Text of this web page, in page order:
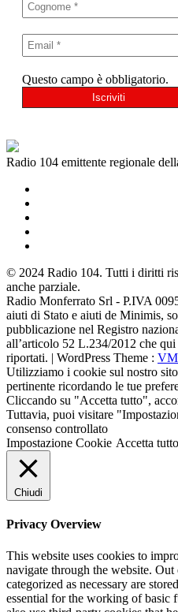
Questo campo è obbligatorio.
Radio 104 emittente regionale
© 2024 Radio 104. Tutti i diritti
anche parziale.
Radio Monferrato Srl - P.IVA
aiuti di Stato e aiuti de Minimis,
pubblicazione nel Registro
all’articolo 52 L.234/2012 che
riportati. | WordPress Theme :
Utilizziamo i cookie sul nostro
pertinente ricordando le tue
Cliccando su "Accetta tutto",
Tuttavia, puoi visitare
consenso controllato
Impostazione Cookie Accetta tutto
Chiudi
Privacy Overview
This website uses cookies to
navigate through the website. Out
categorized as necessary are
essential for the working of basic